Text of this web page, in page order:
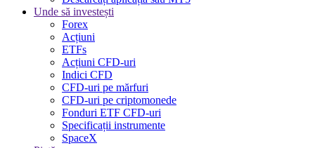
Unde să investești
Forex
Acțiuni
ETFs
Acțiuni CFD-uri
Indici CFD
CFD-uri pe mărfuri
CFD-uri pe criptomonede
Fonduri ETF CFD-uri
Specificații instrumente
SpaceX